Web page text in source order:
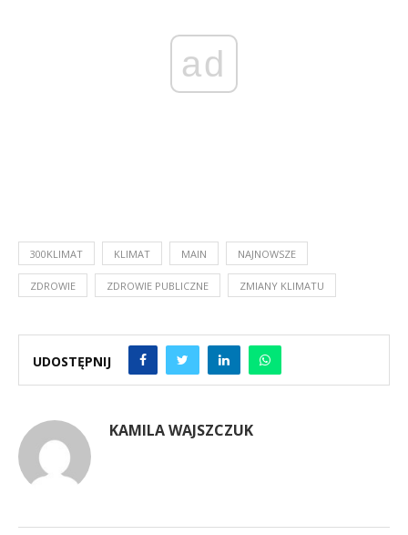
ad
300KLIMAT KLIMAT MAIN NAJNOWSZE
ZDROWIE ZDROWIE PUBLICZNE ZMIANY KLIMATU
UDOSTĘPNIJ
KAMILA WAJSZCZUK